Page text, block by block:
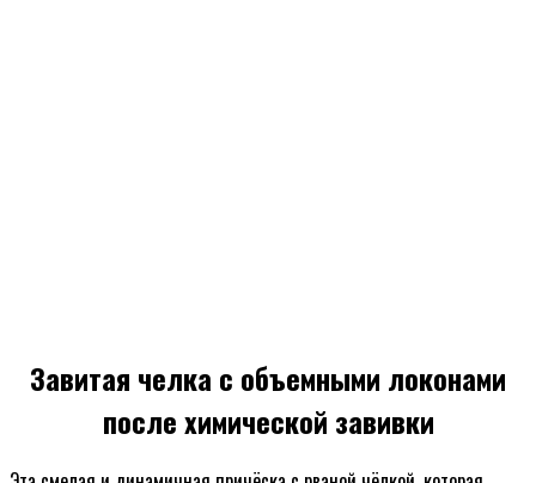
Завитая челка с объемными локонами
после химической завивки